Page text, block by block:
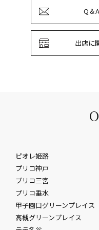
Q＆
出店に
ピオレ姫路
プリコ神戸
プリコ三宮
プリコ垂水
甲子園口グリーンプレイス
高槻グリーンプレイス